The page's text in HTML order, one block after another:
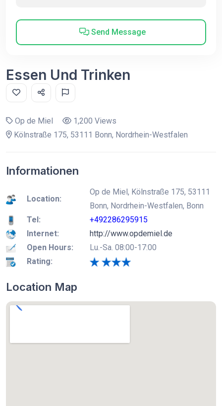
Send Message
Essen Und Trinken
Op de Miel
1,200 Views
Kölnstraße 175, 53111 Bonn, Nordrhein-Westfalen
Informationen
Location:
Op de Miel, Kölnstraße 175, 53111
Bonn, Nordrhein-Westfalen, Bonn
Tel:
+492286295915
Internet:
http://www.opdemiel.de
Open Hours:
Lu.-Sa. 08:00-17:00
Rating:
Location Map